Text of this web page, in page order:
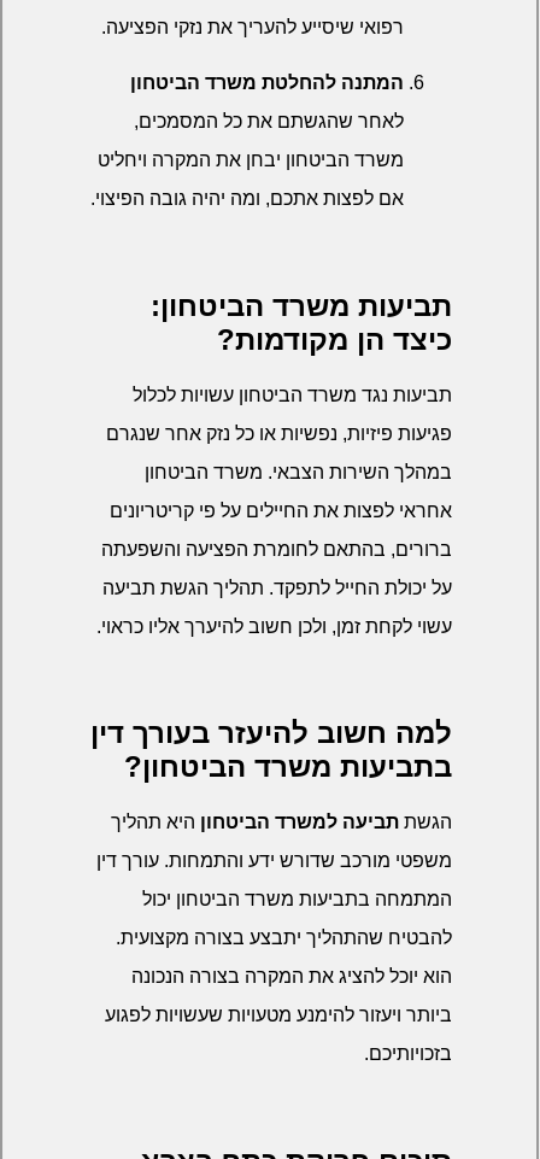
רפואי שיסייע להעריך את נזקי הפציעה.
המתנה להחלטת משרד הביטחון
לאחר שהגשתם את כל המסמכים,
משרד הביטחון יבחן את המקרה ויחליט
אם לפצות אתכם, ומה יהיה גובה הפיצוי.
תביעות משרד הביטחון:
כיצד הן מקודמות?
תביעות נגד משרד הביטחון עשויות לכלול
פגיעות פיזיות, נפשיות או כל נזק אחר שנגרם
במהלך השירות הצבאי. משרד הביטחון
אחראי לפצות את החיילים על פי קריטריונים
ברורים, בהתאם לחומרת הפציעה והשפעתה
על יכולת החייל לתפקד. תהליך הגשת תביעה
עשוי לקחת זמן, ולכן חשוב להיערך אליו כראוי.
למה חשוב להיעזר בעורך דין
בתביעות משרד הביטחון?
הגשת תביעה למשרד הביטחון היא תהליך
משפטי מורכב שדורש ידע והתמחות. עורך דין
המתמחה בתביעות משרד הביטחון יכול
להבטיח שהתהליך יתבצע בצורה מקצועית.
הוא יוכל להציג את המקרה בצורה הנכונה
ביותר ויעזור להימנע מטעויות שעשויות לפגוע
בזכויותיכם.